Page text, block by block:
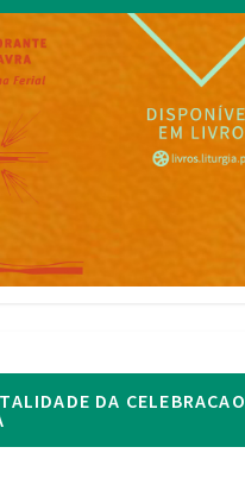
DA CELEBRACAO